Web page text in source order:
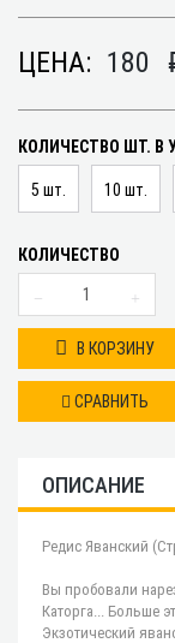
ЦЕНА: 180
КОЛИЧЕСТВО ШТ. В
5 шт. 10 шт.
КОЛИЧЕСТВО
В КОРЗИНУ
СРАВНИТЬ
ОПИСАНИЕ
Редис Яванский
Вы пробовали
Каторга... Больше
Экзотический